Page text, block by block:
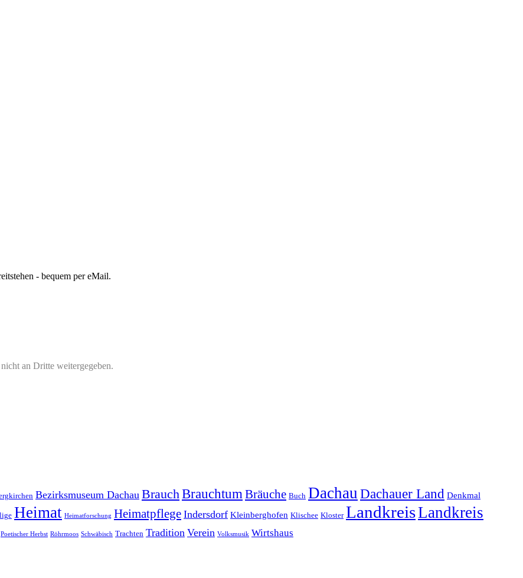
- bequem per eMail.
an Dritte weitergegeben.
Bezirksmuseum Dachau BrauchBrauchtum Bräuche Buch Dachau Dachauer Land Denkmal
Heimat Heimatforschung Heimatpflege Indersdorf Kleinberghofen Klischee Kloster LandkreisLandkreis
Poetischer Herbst Röhrmoos Schwäbisch Trachten Tradition Verein Volksmusik Wirtshaus